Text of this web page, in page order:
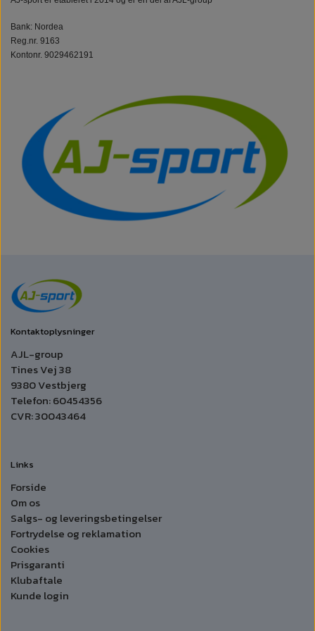
Bank: Nordea
Reg.nr. 9163
Kontonr. 9029462191
Kontaktoplysninger
AJL-group
Tines Vej 38
9380 Vestbjerg
Telefon: 60454356
CVR: 30043464
Links
Forside
Om os
Salgs- og leveringsbetingelser
Fortrydelse og reklamation
Cookies
Prisgaranti
Klubaftale
Kunde login